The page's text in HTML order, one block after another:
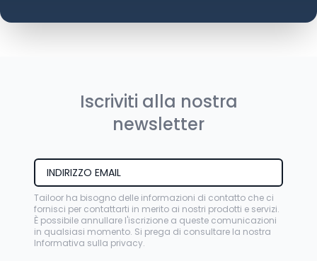
Iscriviti alla nostra
newsletter
Tailoor ha bisogno delle informazioni di contatto che ci
fornisci per contattarti in merito ai nostri prodotti e servizi.
È possibile annullare l'iscrizione a queste comunicazioni
in qualsiasi momento. Si prega di consultare la nostra
Informativa sulla privacy.